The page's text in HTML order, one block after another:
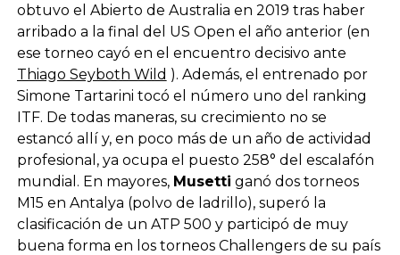
obtuvo el Abierto de Australia en 2019 tras haber
arribado a la final del US Open el año anterior (en
ese torneo cayó en el encuentro decisivo ante
Thiago Seyboth Wild ). Además, el entrenado por
Simone Tartarini tocó el número uno del ranking
ITF. De todas maneras, su crecimiento no se
estancó allí y, en poco más de un año de actividad
profesional, ya ocupa el puesto 258° del escalafón
mundial. En mayores, Musetti ganó dos torneos
M15 en Antalya (polvo de ladrillo), superó la
clasificación de un ATP 500 y participó de muy
buena forma en los torneos Challengers de su país